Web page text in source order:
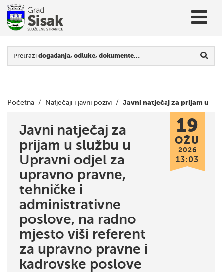
Pretraži događanja, odluke, dokumente…
Početna / Natječaji i javni pozivi / Javni natječaj za prijam u
službu u Upravni odjel za upravno pravne, tehničke i
administrativne poslove, na radno mjesto viši referent za
upravno pravne i kadrovske poslove
Javni natječaj za
prijam u službu u
Upravni odjel za
upravno pravne,
tehničke i
administrativne
poslove, na radno
mjesto viši referent
za upravno pravne i
kadrovske poslove
19
OŽU
2026
13:03